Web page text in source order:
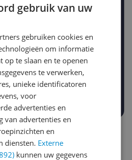
de prijs zakt
Gewenste prijs
€
aanzetten
geschreven
gebruik van uw
gebruiken cookies en
om informatie
op te slaan en te openen
te verwerken,
unieke identificatoren
voor
advertenties en
van advertenties en
en
diensten. Externe
kunnen uw gegevens